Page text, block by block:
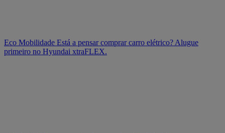
Eco Mobilidade Está a pensar comprar carro elétrico? Alugue
primeiro no Hyundai xtraFLEX.